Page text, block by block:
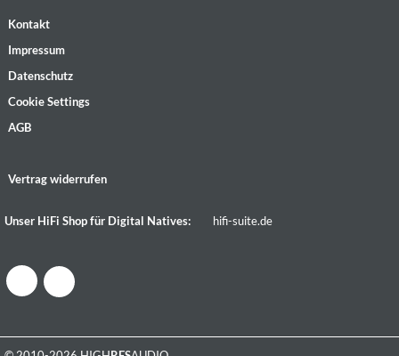
Kontakt
Impressum
Datenschutz
Cookie Settings
AGB
Vertrag widerrufen
Unser HiFi Shop für Digital Natives: hifi-suite.de